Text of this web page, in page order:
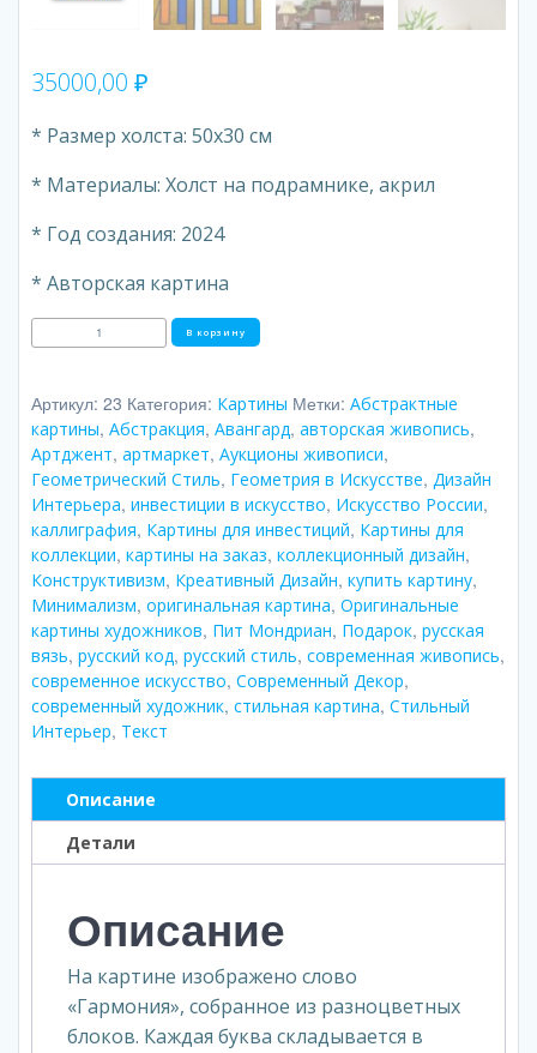
35000,00 ₽
* Размер холста: 50х30 см
* Материалы: Холст на подрамнике, акрил
* Год создания: 2024
* Авторская картина
Количество
товара
В корзину
Артикул: 23 Категория: Картины Метки: Абстрактные
картины, Абстракция, Авангард, авторская живопись,
Артджент, артмаркет, Аукционы живописи,
Геометрический Стиль, Геометрия в Искусстве, Дизайн
Интерьера, инвестиции в искусство, Искусство России,
каллиграфия, Картины для инвестиций, Картины для
коллекции, картины на заказ, коллекционный дизайн,
Конструктивизм, Креативный Дизайн, купить картину,
Минимализм, оригинальная картина, Оригинальные
картины художников, Пит Мондриан, Подарок, русская
вязь, русский код, русский стиль, современная живопись,
современное искусство, Современный Декор,
современный художник, стильная картина, Стильный
Интерьер, Текст
Описание
Детали
Описание
На картине изображено слово
«Гармония», собранное из разноцветных
блоков. Каждая буква складывается в